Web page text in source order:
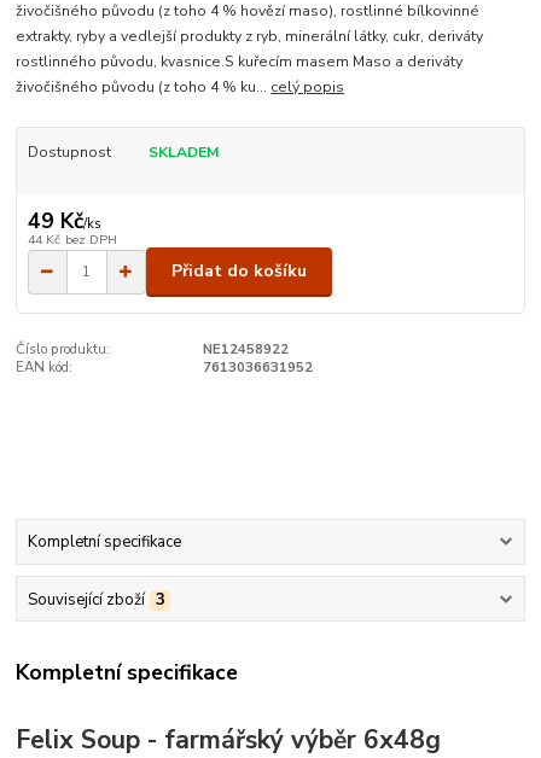
živočišného původu (z toho 4 % hovězí maso), rostlinné bílkovinné
extrakty, ryby a vedlejší produkty z ryb, minerální látky, cukr, deriváty
rostlinného původu, kvasnice.S kuřecím masem Maso a deriváty
živočišného původu (z toho 4 % ku... celý popis
Dostupnost SKLADEM
49 Kč/ks
44 Kč bez DPH
Přidat do košíku
Číslo produktu:
NE12458922
EAN kód:
7613036631952
Kompletní specifikace
Související zboží 3
Kompletní specifikace
Felix Soup - farmářský výběr 6x48g